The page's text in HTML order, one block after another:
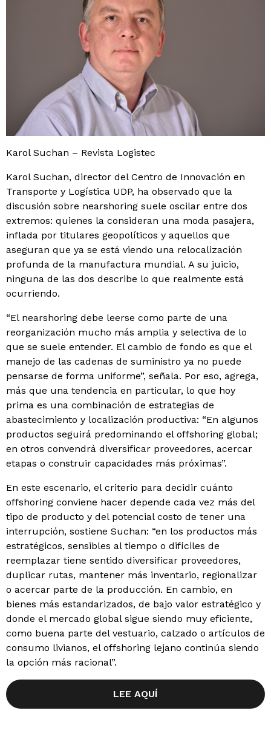
Karol Suchan – Revista Logistec
Karol Suchan, director del Centro de Innovación en
Transporte y Logística UDP, ha observado que la
discusión sobre nearshoring suele oscilar entre dos
extremos: quienes la consideran una moda pasajera,
inflada por titulares geopolíticos y aquellos que
aseguran que ya se está viendo una relocalización
profunda de la manufactura mundial. A su juicio,
ninguna de las dos describe lo que realmente está
ocurriendo.
“El nearshoring debe leerse como parte de una
reorganización mucho más amplia y selectiva de lo
que se suele entender. El cambio de fondo es que el
manejo de las cadenas de suministro ya no puede
pensarse de forma uniforme”, señala. Por eso, agrega,
más que una tendencia en particular, lo que hoy
prima es una combinación de estrategias de
abastecimiento y localización productiva: “En algunos
productos seguirá predominando el offshoring global;
en otros convendrá diversificar proveedores, acercar
etapas o construir capacidades más próximas”.
En este escenario, el criterio para decidir cuánto
offshoring conviene hacer depende cada vez más del
tipo de producto y del potencial costo de tener una
interrupción, sostiene Suchan: “en los productos más
estratégicos, sensibles al tiempo o difíciles de
reemplazar tiene sentido diversificar proveedores,
duplicar rutas, mantener más inventario, regionalizar
o acercar parte de la producción. En cambio, en
bienes más estandarizados, de bajo valor estratégico y
donde el mercado global sigue siendo muy eficiente,
como buena parte del vestuario, calzado o artículos de
consumo livianos, el offshoring lejano continúa siendo
la opción más racional”.
LEE AQUÍ